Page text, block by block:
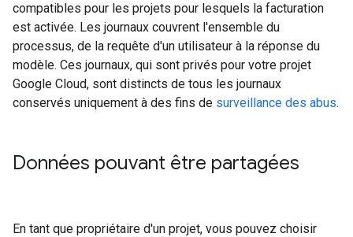
compatibles pour les projets pour lesquels la facturation
est activée. Les journaux couvrent l'ensemble du
processus, de la requête d'un utilisateur à la réponse du
modèle. Ces journaux, qui sont privés pour votre projet
Google Cloud, sont distincts de tous les journaux
conservés uniquement à des fins de surveillance des abus.
Données pouvant être partagées
En tant que propriétaire d'un projet, vous pouvez choisir